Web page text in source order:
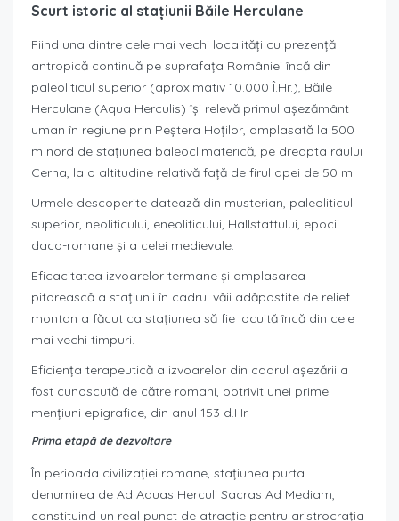
Scurt istoric al stațiunii Băile Herculane
Fiind una dintre cele mai vechi localităţi cu prezenţă
antropică continuă pe suprafaţa României încă din
paleoliticul superior (aproximativ 10.000 Î.Hr.), Băile
Herculane (Aqua Herculis) îşi relevă primul aşezământ
uman în regiune prin Peştera Hoţilor, amplasată la 500
m nord de staţiunea baleoclimaterică, pe dreapta râului
Cerna, la o altitudine relativă faţă de firul apei de 50 m.
Urmele descoperite datează din musterian, paleoliticul
superior, neoliticului, eneoliticului, Hallstattului, epocii
daco-romane şi a celei medievale.
Eficacitatea izvoarelor termane şi amplasarea
pitorească a staţiunii în cadrul văii adăpostite de relief
montan a făcut ca staţiunea să fie locuită încă din cele
mai vechi timpuri.
Eficienţa terapeutică a izvoarelor din cadrul aşezării a
fost cunoscută de către romani, potrivit unei prime
menţiuni epigrafice, din anul 153 d.Hr.
Prima etapă de dezvoltare
În perioada civilizaţiei romane, staţiunea purta
denumirea de Ad Aquas Herculi Sacras Ad Mediam,
constituind un real punct de atracţie pentru aristrocraţia